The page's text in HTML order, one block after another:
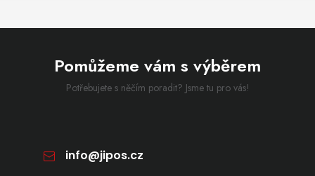
Pomůžeme vám s výběrem
Potřebujete s něčím poradit? Jsme tu pro vás!
info@jipos.cz